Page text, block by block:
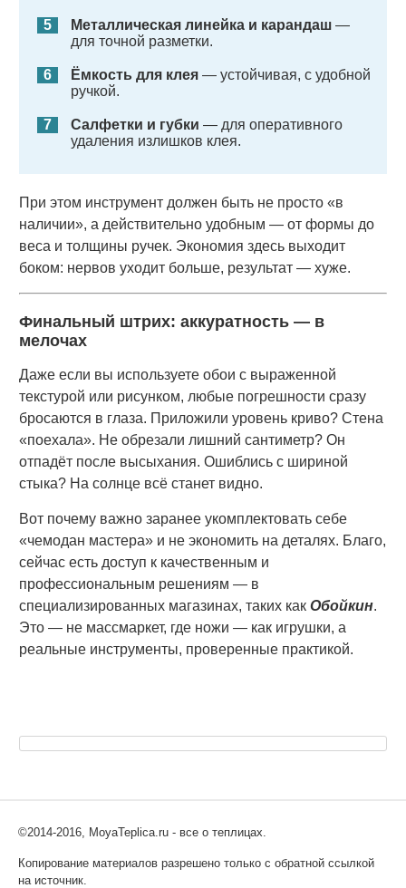
Металлическая линейка и карандаш —
для точной разметки.
Ёмкость для клея — устойчивая, с удобной
ручкой.
Салфетки и губки — для оперативного
удаления излишков клея.
При этом инструмент должен быть не просто «в
наличии», а действительно удобным — от формы до
веса и толщины ручек. Экономия здесь выходит
боком: нервов уходит больше, результат — хуже.
Финальный штрих: аккуратность — в
мелочах
Даже если вы используете обои с выраженной
текстурой или рисунком, любые погрешности сразу
бросаются в глаза. Приложили уровень криво? Стена
«поехала». Не обрезали лишний сантиметр? Он
отпадёт после высыхания. Ошиблись с шириной
стыка? На солнце всё станет видно.
Вот почему важно заранее укомплектовать себе
«чемодан мастера» и не экономить на деталях. Благо,
сейчас есть доступ к качественным и
профессиональным решениям — в
специализированных магазинах, таких какОбойкин.
Это — не массмаркет, где ножи — как игрушки, а
реальные инструменты, проверенные практикой.
©2014-2016, MoyaTeplica.ru - все о теплицах.
Копирование материалов разрешено только с обратной ссылкой
на источник.